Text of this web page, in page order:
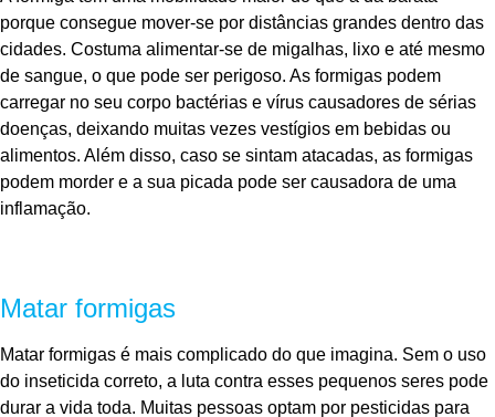
porque consegue mover-se por distâncias grandes dentro das
cidades. Costuma alimentar-se de migalhas, lixo e até mesmo
de sangue, o que pode ser perigoso. As formigas podem
carregar no seu corpo bactérias e vírus causadores de sérias
doenças, deixando muitas vezes vestígios em bebidas ou
alimentos. Além disso, caso se sintam atacadas, as formigas
podem morder e a sua picada pode ser causadora de uma
inflamação.
Matar formigas
Matar formigas é mais complicado do que imagina. Sem o uso
do inseticida correto, a luta contra esses pequenos seres pode
durar a vida toda. Muitas pessoas optam por pesticidas para